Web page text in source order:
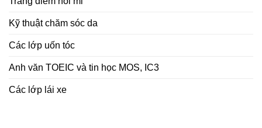
Kỹ thuật chăm sóc da
Các lớp uốn tóc
Anh văn TOEIC và tin học MOS, IC3
Các lớp lái xe